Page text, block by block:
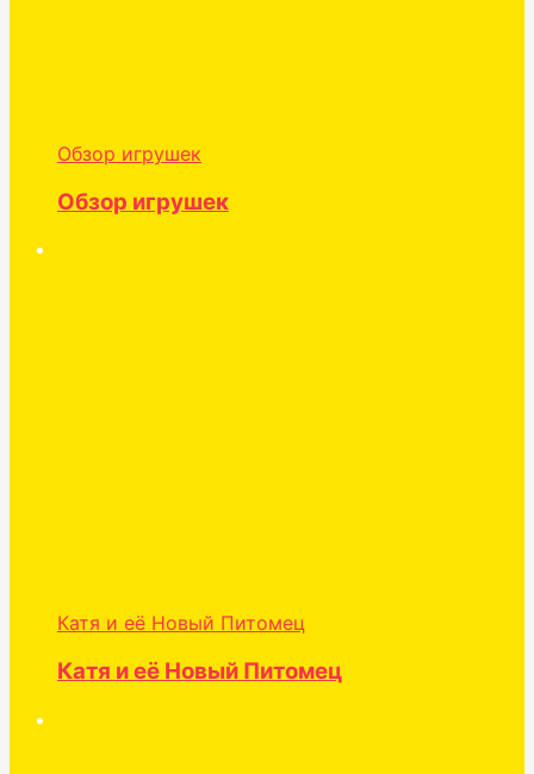
Обзор игрушек
Обзор игрушек
Катя и её Новый Питомец
Катя и её Новый Питомец